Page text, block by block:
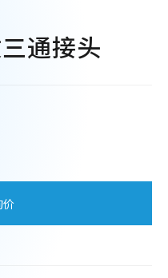
通接头
价